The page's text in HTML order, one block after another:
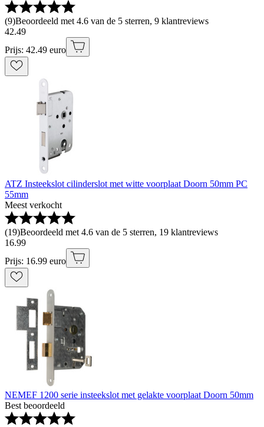
(9)Beoordeeld met 4.6 van de 5 sterren, 9 klantreviews
42.49
Prijs: 42.49 euro
ATZ Insteekslot cilinderslot met witte voorplaat Doorn 50mm PC
55mm
Meest verkocht
(19)Beoordeeld met 4.6 van de 5 sterren, 19 klantreviews
16.99
Prijs: 16.99 euro
NEMEF 1200 serie insteekslot met gelakte voorplaat Doorn 50mm
Best beoordeeld